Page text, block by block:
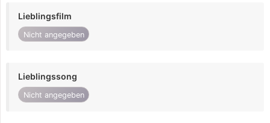
Lieblingsfilm
Nicht angegeben
Lieblingssong
Nicht angegeben